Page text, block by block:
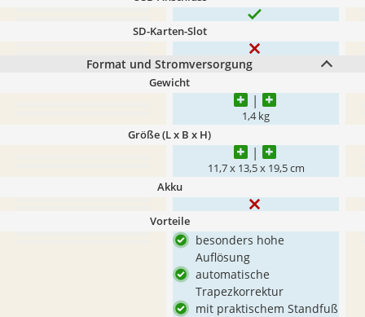
SD-Karten-Slot
Format und Stromversorgung
Gewicht
1,4 kg
Größe (L x B x H)
11,7 x 13,5 x 19,5 cm
Akku
Vorteile
besonders hohe
Auflösung
automatische
Trapezkorrektur
mit praktischem Standfuß